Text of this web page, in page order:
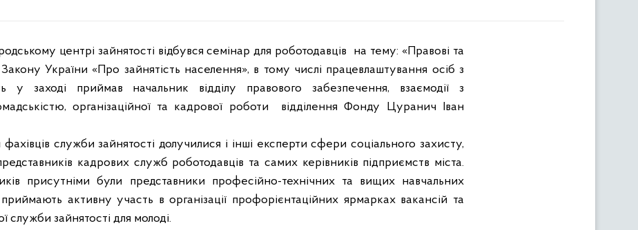
центрі зайнятості відбувся семінар для роботодавців
на тему: «Правові та
Закону України «Про зайнятість населення», в тому числі працевлаштування осіб з
у заході приймав начальник відділу правового забезпечення, взаємодії з
організаційної та кадрової роботи
відділення Фонду Цуранич Іван
служби зайнятості долучилися і інші експерти сфери соціального захисту,
кадрових служб роботодавців та самих керівників підприємств міста.
присутніми були представники професійно-технічних та вищих навчальних
активну участь в організації профорієнтаційних ярмарках вакансій та
служби зайнятості для молоді.